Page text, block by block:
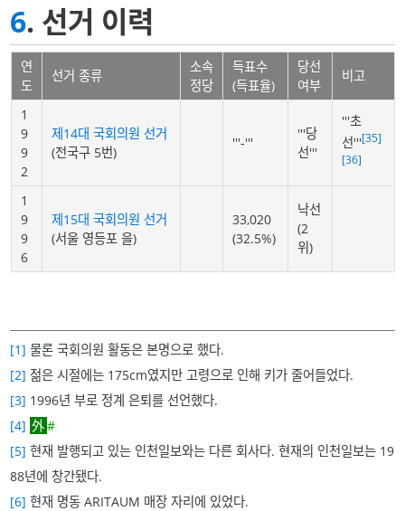
6. 선거 이력
연
도
선거 종류
소속
정당
득표수
(득표율)
당선
여부
비고
1
9
9
2
제14대 국회의원 선거
(전국구 5번)
'''-'''
'''당
선'''
'''초
선'''[35]
[36]
1
9
9
6
제15대 국회의원 선거
(서울 영등포 을)
33,020
(32.5%)
낙선
(2
위)
[1] 물론 국회의원 활동은 본명으로 했다.
[2] 젊은 시절에는 175cm였지만 고령으로 인해 키가 줄어들었다.
[3] 1996년 부로 정계 은퇴를 선언했다.
[4]
#
[5] 현재 발행되고 있는 인천일보와는 다른 회사다. 현재의 인천일보는 19
88년에 창간됐다.
[6] 현재 명동 ARITAUM 매장 자리에 있었다.